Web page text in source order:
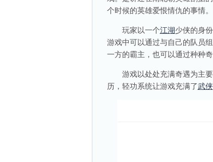
个时候的英雄爱恨情仇的事情。
玩家以一个江湖少侠的身
游戏中可以通过与自己的队员
一方的霸主，也可以通过种种
游戏以处处充满奇遇为主要
历，轻功系统让游戏充满了武侠